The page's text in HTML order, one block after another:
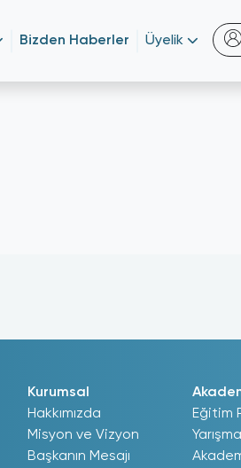
Bizden Haberler Üyelik
Kurumsal
Hakkımızda
Misyon ve Vizyon
Başkanın Mesajı
Eğitim